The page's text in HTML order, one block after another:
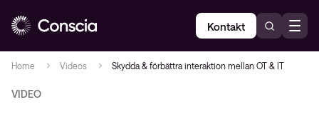
Kontakt
Home Videos Skydda & förbättra interaktion mellan OT & IT
VIDEO